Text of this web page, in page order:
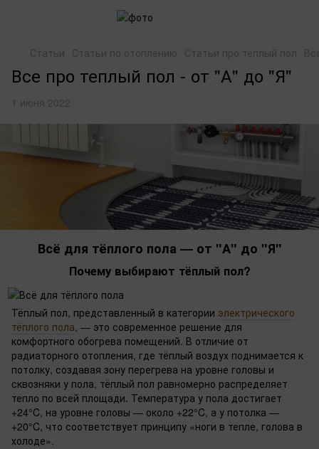
Статьи Статьи по отоплению Статьи про теплый пол
Все про теплый пол - от "А" до "Я"
1 июня 2022
Всё для тёплого пола — от "А" до "Я"
Почему выбирают тёплый пол?
Тёплый пол, представленный в категории электрического
тёплого пола, — это современное решение для
комфортного обогрева помещений. В отличие от
радиаторного отопления, где тёплый воздух поднимается к
потолку, создавая зону перегрева на уровне головы и
сквозняки у пола, тёплый пол равномерно распределяет
тепло по всей площади. Температура у пола достигает
+24°C, на уровне головы — около +22°C, а у потолка —
+20°C, что соответствует принципу «ноги в тепле, голова в
холоде».